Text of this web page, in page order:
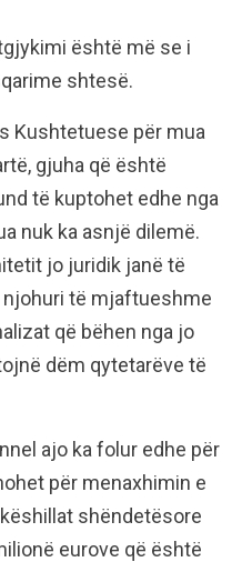
është më se i
shtesë.
Kushtetuese për mua
gjuha që është
të kuptohet edhe nga
nuk ka asnjë dilemë.
jo juridik janë të
të mjaftueshme
që bëhen nga jo
dëm qytetarëve të
ajo ka folur edhe për
për menaxhimin e
shëndetësore
eurove që është